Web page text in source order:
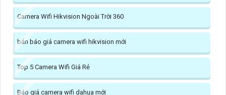
Camera Wifi Hikvision Ngoài Trời 360
bản báo giá camera wifi hikvision mới
Top 5 Camera Wifi Giá Rẻ
Báo giá camera wifi dahua mới